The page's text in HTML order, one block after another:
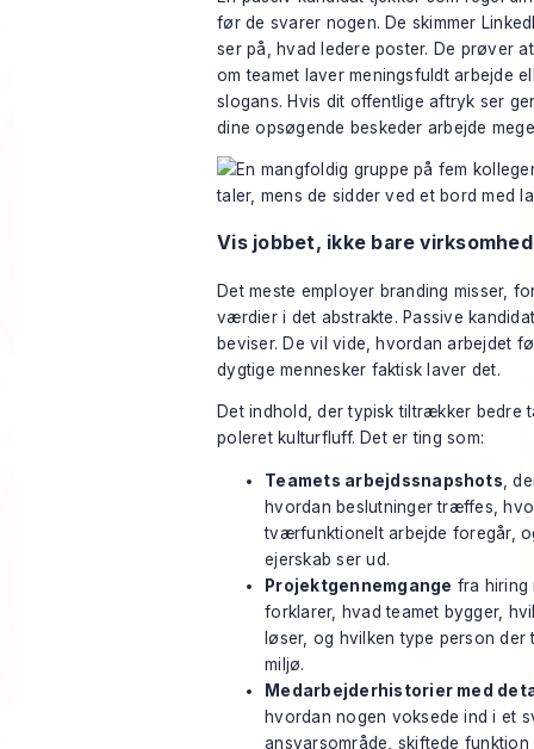
før de svarer nogen. De skimmer
ser på, hvad ledere poster. De prøver
om teamet laver meningsfuldt arbejde
slogans. Hvis dit offentlige aftryk ser
dine opsøgende beskeder arbejde
Vis jobbet, ikke bare
Det meste employer branding misser,
værdier i det abstrakte. Passive
beviser. De vil vide, hvordan arbejdet
dygtige mennesker faktisk laver det.
Det indhold, der typisk tiltrækker bedre
poleret kulturfluff. Det er ting som:
Teamets arbejdssnapshots ,
hvordan beslutninger træffes,
tværfunktionelt arbejde foregår,
ejerskab ser ud.
Projektgennemgange fra hiring
forklarer, hvad teamet bygger,
løser, og hvilken type person der
miljø.
Medarbejderhistorier med
hvordan nogen voksede ind i et
ansvarsområde, skiftede